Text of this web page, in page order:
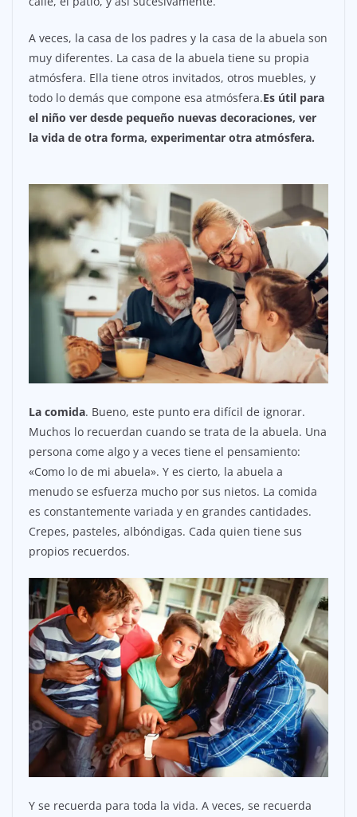
A veces, la casa de los padres y la casa de la abuela son
muy diferentes. La casa de la abuela tiene su propia
atmósfera. Ella tiene otros invitados, otros muebles, y
todo lo demás que compone esa atmósfera.Es útil para
el niño ver desde pequeño nuevas decoraciones, ver
la vida de otra forma, experimentar otra atmósfera.
La comida. Bueno, este punto era difícil de ignorar.
Muchos lo recuerdan cuando se trata de la abuela. Una
persona come algo y a veces tiene el pensamiento:
«Como lo de mi abuela». Y es cierto, la abuela a
menudo se esfuerza mucho por sus nietos. La comida
es constantemente variada y en grandes cantidades.
Crepes, pasteles, albóndigas. Cada quien tiene sus
propios recuerdos.
Y se recuerda para toda la vida. A veces, se recuerda